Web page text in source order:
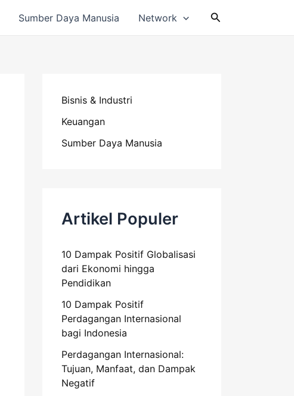
Sumber Daya Manusia Network Cari
Bisnis & Industri
Keuangan
Sumber Daya Manusia
Artikel Populer
10 Dampak Positif Globalisasi
dari Ekonomi hingga
Pendidikan
10 Dampak Positif
Perdagangan Internasional
bagi Indonesia
Perdagangan Internasional:
Tujuan, Manfaat, dan Dampak
Negatif